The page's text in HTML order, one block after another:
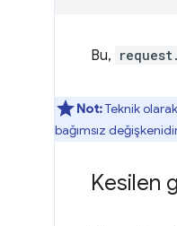
Bu,
Not:Teknik olarak
bağımsız
Kesilen